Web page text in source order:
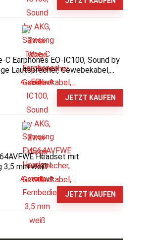
C Earphones EO-IC100, Sound by
Lautsprecher, Gewebekabel,...
Ausverkauft
JETZT KAUFEN
Headset mit
3,5 mm weiß
Ausverkauft
JETZT KAUFEN